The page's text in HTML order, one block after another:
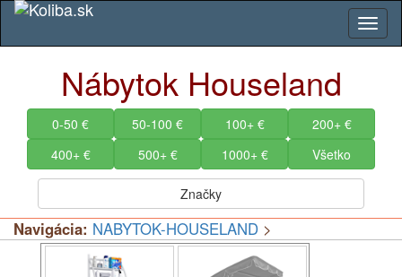
Nábytok Houseland
0-50 € 50-100 € 100+ €
200+ €
400+ €
500+ € 1000+ € Všetko
Značky
Navigácia: NABYTOK-HOUSELAND >